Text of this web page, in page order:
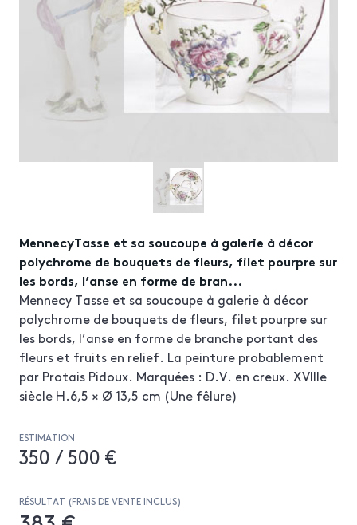
MennecyTasse et sa soucoupe à galerie à décor
polychrome de bouquets de fleurs, filet pourpre sur
les bords, l’anse en forme de bran...
Mennecy Tasse et sa soucoupe à galerie à décor
polychrome de bouquets de fleurs, filet pourpre sur
les bords, l’anse en forme de branche portant des
fleurs et fruits en relief. La peinture probablement
par Protais Pidoux. Marquées : D.V. en creux. XVIIIe
siècle H.6,5 × Ø 13,5 cm (Une fêlure)
ESTIMATION
350 / 500 €
RÉSULTAT (FRAIS DE VENTE INCLUS)